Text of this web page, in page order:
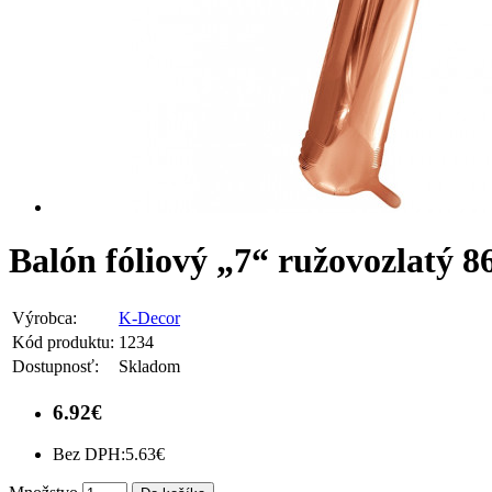
Balón fóliový „7“ ružovozlatý
Výrobca:
K-Decor
Kód produktu: 1234
Dostupnosť:
Skladom
6.92€
Bez DPH:5.63€